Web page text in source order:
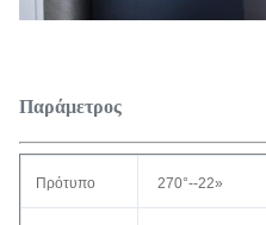
Παράμετρος
Πρότυπο 270°--22»